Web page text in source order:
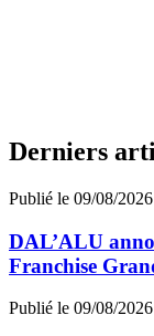
Derniers
Publié le 09/08/2026
DAL’ALU
Franchise
Publié le 09/08/2026